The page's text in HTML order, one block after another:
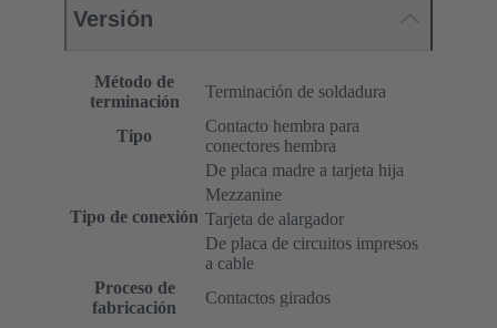
Versión
Método de
terminación
Terminación de soldadura
Tipo
Contacto hembra para
conectores hembra
Tipo de conexión
De placa madre a tarjeta hija
Mezzanine
Tarjeta de alargador
De placa de circuitos impresos
a cable
Proceso de
fabricación
Contactos girados